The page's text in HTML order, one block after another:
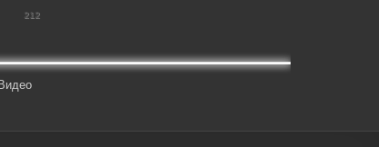
212
Видео